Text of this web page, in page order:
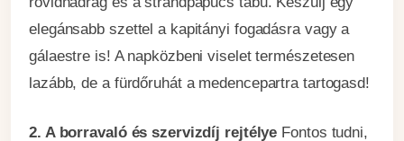
elegánsabb szettel a kapitányi fogadásra vagy a
gálaestre is! A napközbeni viselet természetesen
lazább, de a fürdőruhát a medencepartra tartogasd!
2. A borravaló és szervizdíj rejtélye Fontos tudni,
Kérem az ajánlatokat!